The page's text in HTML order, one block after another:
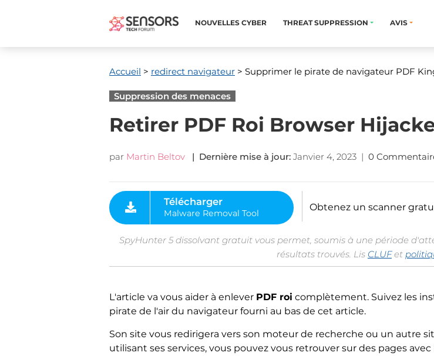
NOUVELLES CYBER THREAT SUPPRESSION AVIS
Accueil > redirect navigateur > Supprimer le pirate de navigateur PDF
Suppression des menaces
Retirer PDF Roi Browser
par Martin Beltov | Dernière mise à jour: Janvier 4, 2023 | 0
Malware Removal Tool
Obtenez un scanner
SpyHunter 5 dissolvant gratuit vous permet, soumis à une période
résultats trouvés. Lis CLUFet
L'article va vous aider à enlever PDF roi complètement. Suivez les
pirate de l'air du navigateur fourni au bas de cet article.
Son site vous redirigera vers son moteur de recherche ou un autre
utilisant ses services, vous pouvez vous retrouver sur des pages